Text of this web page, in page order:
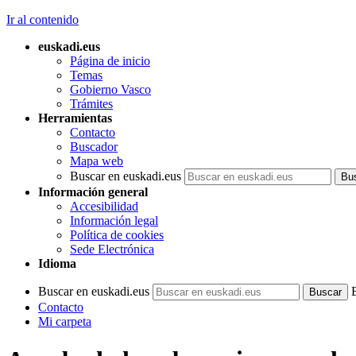
Ir al contenido
euskadi.eus
Página de inicio
Temas
Gobierno Vasco
Trámites
Herramientas
Contacto
Buscador
Mapa web
Buscar en euskadi.eus
Información general
Accesibilidad
Información legal
Política de cookies
Sede Electrónica
Idioma
Buscar en euskadi.eus
Contacto
Mi carpeta